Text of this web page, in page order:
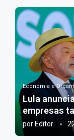
Economia e
Lula
empresas
por Editor